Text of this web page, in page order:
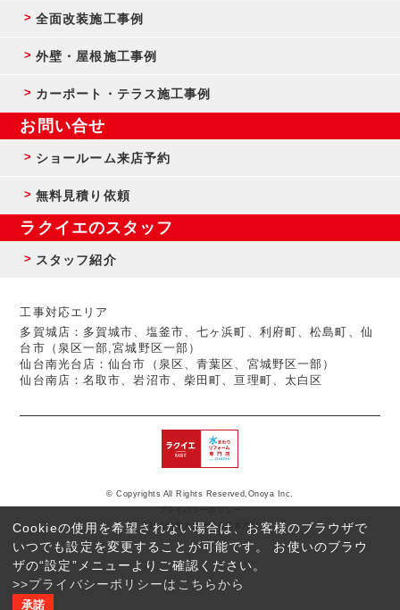
Cookieの使用を希望されない場合は、お客様のブラウザで
いつでも設定を変更することが可能です。 お使いのブラウ
ザの“設定”メニューよりご確認ください。
>>プライバシーポリシーはこちらから
承諾
反社会的勢力に対する基本方針
© Copyrights All Rights Reserved,Onoya Inc.
全面改装施工事例
外壁・屋根施工事例
カーポート・テラス施工事例
お問い合せ
ショールーム来店予約
無料見積り依頼
ラクイエのスタッフ
スタッフ紹介
工事対応エリア
多賀城店：多賀城市、塩釜市、七ヶ浜町、利府町、松島町、仙
台市（泉区一部,宮城野区一部）
仙台南光台店：仙台市（泉区、青葉区、宮城野区一部）
仙台南店：名取市、岩沼市、柴田町、亘理町、太白区